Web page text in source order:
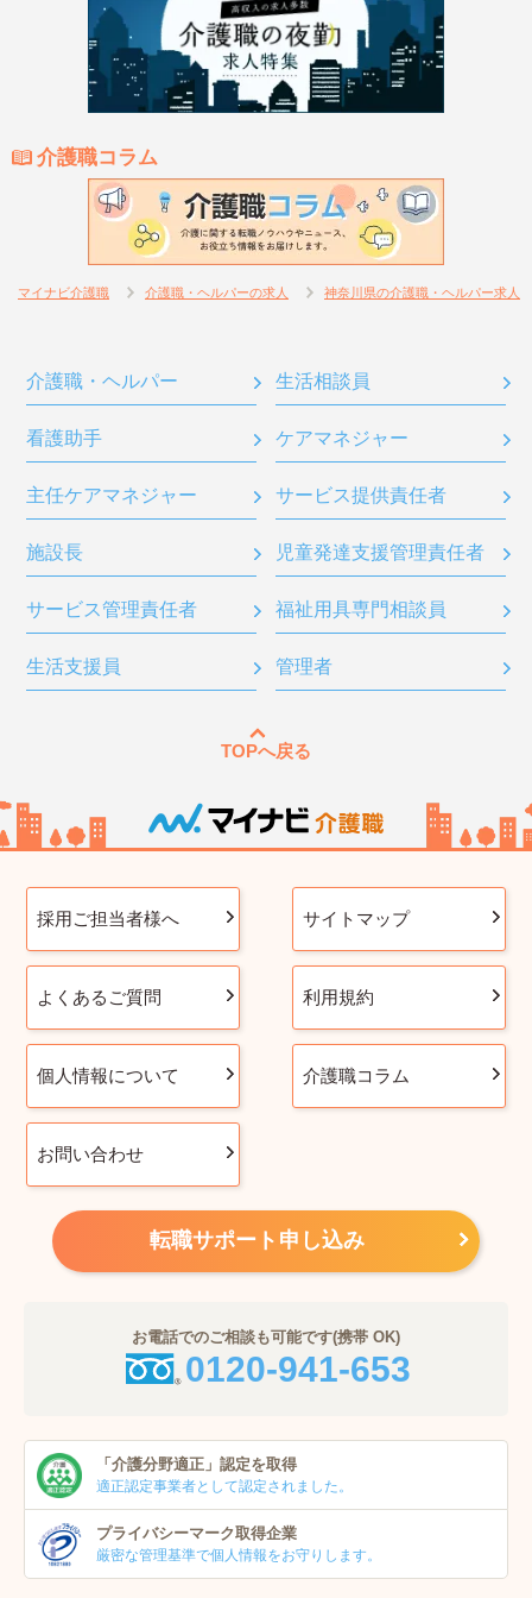
介護職コラム
マイナビ介護職 介護職・ヘルパーの求人 神奈川県の介護職・ヘルパー求人
介護職・ヘルパー 生活相談員
看護助手 ケアマネジャー
主任ケアマネジャー サービス提供責任者
施設長 児童発達支援管理責任者
サービス管理責任者 福祉用具専門相談員
生活支援員 管理者
TOPへ戻る
採用ご担当者様へ サイトマップ
よくあるご質問 利用規約
個人情報について 介護職コラム
お問い合わせ
転職サポート申し込み
お電話でのご相談も可能です(携帯 OK)
0120-941-653
「介護分野適正」 認定を取得
適正認定事業者として認定されました。
プライバシーマーク取得企業
厳密な管理基準で個人情報をお守りします。